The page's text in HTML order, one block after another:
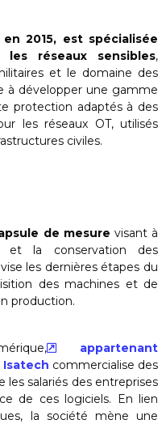
2015, est spécialisée
réseaux sensibles,
et le domaine des
à développer une gamme
protection adaptés à des
les réseaux OT, utilisés
civiles.
de mesure visant à
et la conservation des
les dernières étapes du
des machines et de
production.
appartenant
Isatech commercialise des
salariés des entreprises
de ces logiciels. En lien
la société mène une